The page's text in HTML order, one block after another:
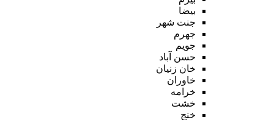
بیضا
جنت شهر
جهرم
جویم
حسن آباد
خان زنیان
خاوران
خرامه
خشت
خنج